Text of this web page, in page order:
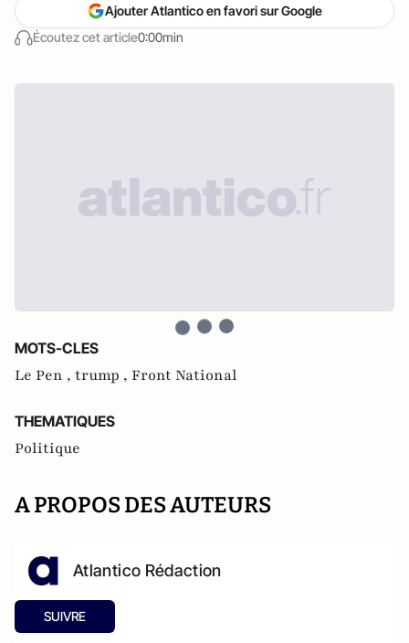
Écoutez cet article0:00min
Ajouter Atlantico en favori sur Google
MOTS-CLES
Le Pen , trump , Front National
THEMATIQUES
Politique
A PROPOS DES AUTEURS
Atlantico Rédaction
SUIVRE